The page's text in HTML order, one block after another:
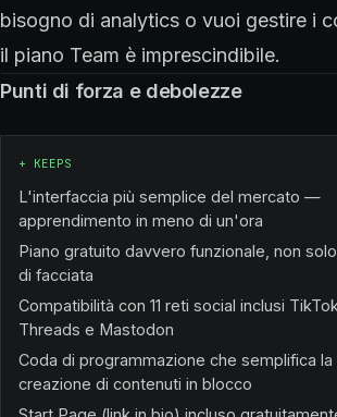
bisogno di analytics o vuoi gestire i
il piano Team è imprescindibile.
Punti di forza e debolezze
+ KEEPS
L'interfaccia più semplice del mercato —
apprendimento in meno di un'ora
Piano gratuito davvero funzionale, non solo
di facciata
Compatibilità con 11 reti social inclusi TikTok,
Threads e Mastodon
Coda di programmazione che semplifica la
creazione di contenuti in blocco